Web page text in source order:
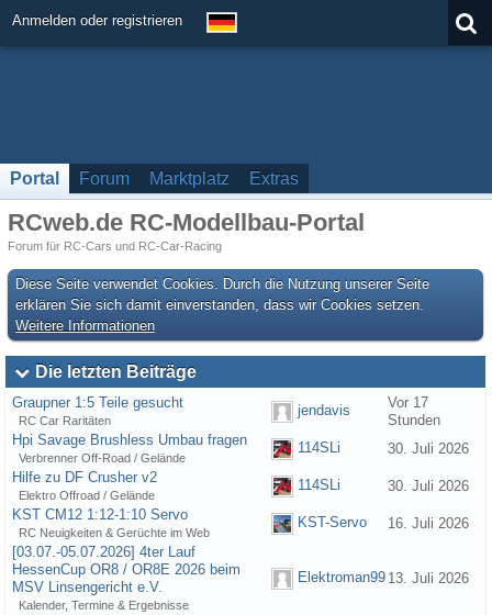
Anmelden oder registrieren
Portal Forum Marktplatz Extras
RCweb.de RC-Modellbau-Portal
Forum für RC-Cars und RC-Car-Racing
Diese Seite verwendet Cookies. Durch die Nutzung unserer Seite
erklären Sie sich damit einverstanden, dass wir Cookies setzen.
Weitere Informationen
Die letzten Beiträge
Graupner 1:5 Teile gesucht
RC Car Raritäten
jendavis
Vor 17
Stunden
Hpi Savage Brushless Umbau fragen
Verbrenner Off-Road / Gelände
114SLi
30. Juli 2026
Hilfe zu DF Crusher v2
Elektro Offroad / Gelände
114SLi
30. Juli 2026
KST CM12 1:12-1:10 Servo
RC Neuigkeiten & Gerüchte im Web
KST-Servo
16. Juli 2026
[03.07.-05.07.2026] 4ter Lauf
HessenCup OR8 / OR8E 2026 beim
MSV Linsengericht e.V.
Kalender, Termine & Ergebnisse
Elektroman99 13. Juli 2026